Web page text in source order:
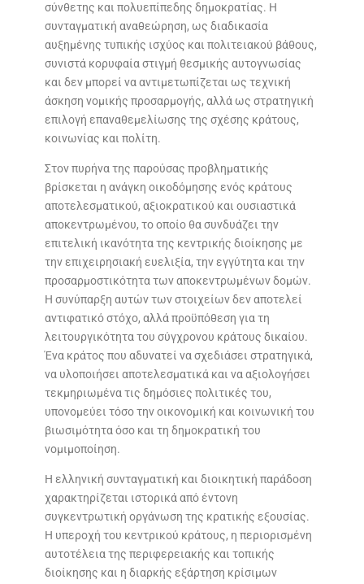
σύνθετης και πολυεπίπεδης δημοκρατίας. Η
συνταγματική αναθεώρηση, ως διαδικασία
αυξημένης τυπικής ισχύος και πολιτειακού βάθους,
συνιστά κορυφαία στιγμή θεσμικής αυτογνωσίας
και δεν μπορεί να αντιμετωπίζεται ως τεχνική
άσκηση νομικής προσαρμογής, αλλά ως στρατηγική
επιλογή επαναθεμελίωσης της σχέσης κράτους,
κοινωνίας και πολίτη.
Στον πυρήνα της παρούσας προβληματικής
βρίσκεται η ανάγκη οικοδόμησης ενός κράτους
αποτελεσματικού, αξιοκρατικού και ουσιαστικά
αποκεντρωμένου, το οποίο θα συνδυάζει την
επιτελική ικανότητα της κεντρικής διοίκησης με
την επιχειρησιακή ευελιξία, την εγγύτητα και την
προσαρμοστικότητα των αποκεντρωμένων δομών.
Η συνύπαρξη αυτών των στοιχείων δεν αποτελεί
αντιφατικό στόχο, αλλά προϋπόθεση για τη
λειτουργικότητα του σύγχρονου κράτους δικαίου.
Ένα κράτος που αδυνατεί να σχεδιάσει στρατηγικά,
να υλοποιήσει αποτελεσματικά και να αξιολογήσει
τεκμηριωμένα τις δημόσιες πολιτικές του,
υπονομεύει τόσο την οικονομική και κοινωνική του
βιωσιμότητα όσο και τη δημοκρατική του
νομιμοποίηση.
Η ελληνική συνταγματική και διοικητική παράδοση
χαρακτηρίζεται ιστορικά από έντονη
συγκεντρωτική οργάνωση της κρατικής εξουσίας.
Η υπεροχή του κεντρικού κράτους, η περιορισμένη
αυτοτέλεια της περιφερειακής και τοπικής
διοίκησης και η διαρκής εξάρτηση κρίσιμων